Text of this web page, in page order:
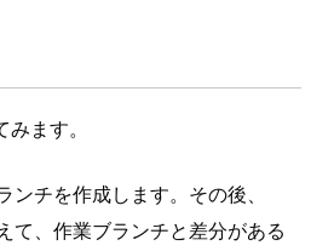
ます。
チを作成します。その後、
て、作業ブランチと差分がある